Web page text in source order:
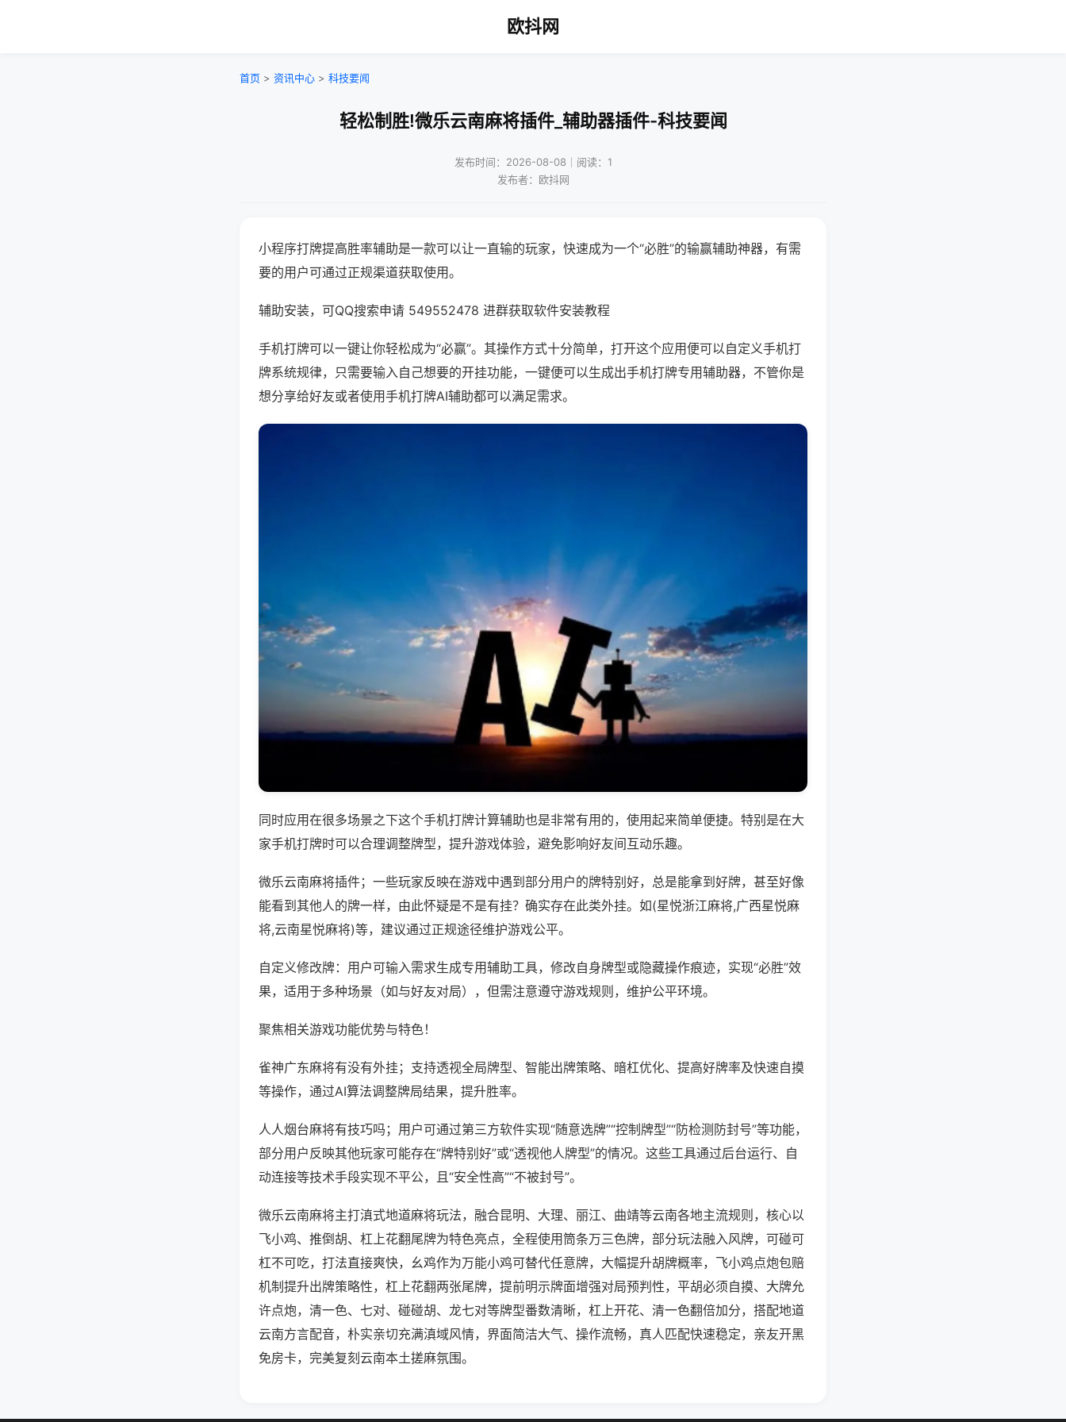
欧抖网
首页 > 资讯中心 > 科技要闻
轻松制胜!微乐云南麻将插件_辅助器插件-科技要闻
发布时间：2026-08-08｜阅读：1
发布者：欧抖网
小程序打牌提高胜率辅助是一款可以让一直输的玩家，快速成为一个“必胜”的输赢辅助神器，有需
要的用户可通过正规渠道获取使用。
辅助安装，可QQ搜索申请 549552478 进群获取软件安装教程
手机打牌可以一键让你轻松成为“必赢”。其操作方式十分简单，打开这个应用便可以自定义手机打
牌系统规律，只需要输入自己想要的开挂功能，一键便可以生成出手机打牌专用辅助器，不管你是
想分享给好友或者使用手机打牌AI辅助都可以满足需求。
同时应用在很多场景之下这个手机打牌计算辅助也是非常有用的，使用起来简单便捷。特别是在大
家手机打牌时可以合理调整牌型，提升游戏体验，避免影响好友间互动乐趣。
微乐云南麻将插件；一些玩家反映在游戏中遇到部分用户的牌特别好，总是能拿到好牌，甚至好像
能看到其他人的牌一样，由此怀疑是不是有挂？确实存在此类外挂。如(星悦浙江麻将,广西星悦麻
将,云南星悦麻将)等，建议通过正规途径维护游戏公平。
自定义修改牌：用户可输入需求生成专用辅助工具，修改自身牌型或隐藏操作痕迹，实现“必胜”效
果，适用于多种场景（如与好友对局），但需注意遵守游戏规则，维护公平环境。
聚焦相关游戏功能优势与特色！
雀神广东麻将有没有外挂；支持透视全局牌型、智能出牌策略、暗杠优化、提高好牌率及快速自摸
等操作，通过AI算法调整牌局结果，提升胜率。
人人烟台麻将有技巧吗；用户可通过第三方软件实现“随意选牌”“控制牌型”“防检测防封号”等功能，
部分用户反映其他玩家可能存在“牌特别好”或“透视他人牌型”的情况。这些工具通过后台运行、自
动连接等技术手段实现不平公，且“安全性高”“不被封号”。
微乐云南麻将主打滇式地道麻将玩法，融合昆明、大理、丽江、曲靖等云南各地主流规则，核心以
飞小鸡、推倒胡、杠上花翻尾牌为特色亮点，全程使用筒条万三色牌，部分玩法融入风牌，可碰可
杠不可吃，打法直接爽快，幺鸡作为万能小鸡可替代任意牌，大幅提升胡牌概率，飞小鸡点炮包赔
机制提升出牌策略性，杠上花翻两张尾牌，提前明示牌面增强对局预判性，平胡必须自摸、大牌允
许点炮，清一色、七对、碰碰胡、龙七对等牌型番数清晰，杠上开花、清一色翻倍加分，搭配地道
云南方言配音，朴实亲切充满滇域风情，界面简洁大气、操作流畅，真人匹配快速稳定，亲友开黑
免房卡，完美复刻云南本土搓麻氛围。